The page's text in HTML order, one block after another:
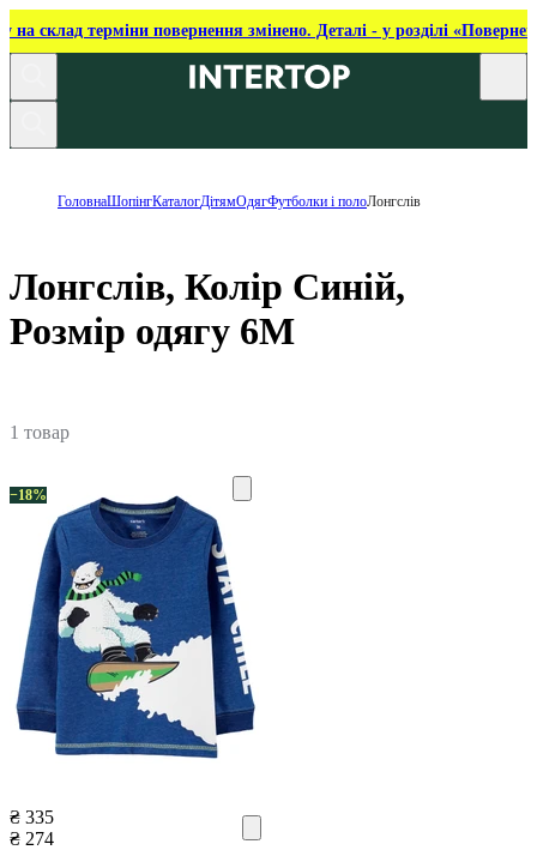
на склад терміни повернення змінено. Деталі - у розділі
ГоловнаШопінгКаталогДітямОдягФутболки і полоЛонгслів
Лонгслів, Колір Синій,
Розмір одягу 6M
1 товар
−18%
₴ 335
₴ 274